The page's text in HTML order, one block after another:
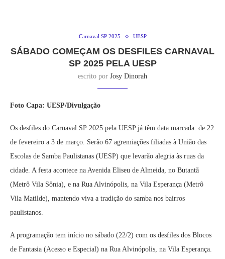
Carnaval SP 2025 UESP
SÁBADO COMEÇAM OS DESFILES CARNAVAL
SP 2025 PELA UESP
escrito por Josy Dinorah
Foto Capa: UESP/Divulgação
Os desfiles do Carnaval SP 2025 pela UESPjá têm data marcada: de 22
de fevereiro a 3 de março. Serão 67 agremiações filiadas à União das
Escolas de Samba Paulistanas (UESP) que levarão alegria às ruas da
cidade. A festa acontece na Avenida Eliseu de Almeida, no Butantã
(Metrô Vila Sônia), e na Rua Alvinópolis, na Vila Esperança (Metrô
Vila Matilde), mantendo viva a tradição do samba nos bairros
paulistanos.
A programação tem início no sábado (22/2) com os desfiles dos Blocos
de Fantasia (Acesso e Especial) na Rua Alvinópolis, na Vila Esperança.